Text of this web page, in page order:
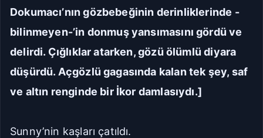
Dokumacı’nın gözbebeğinin derinliklerinde -
bilinmeyen-’in donmuş yansımasını gördü ve
delirdi. Çığlıklar atarken, gözü ölümlü diyara
düşürdü. Açgözlü gagasında kalan tek şey, saf
ve altın renginde bir İkor damlasıydı.]
Sunny’nin kaşları çatıldı.